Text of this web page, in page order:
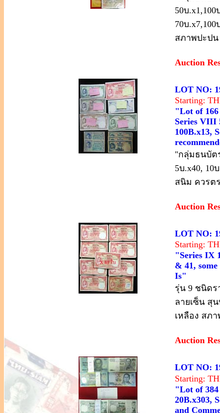
50บ
70บ
สภาพปะปน
Auction
LOT NO:
Starting:
"Lot of
Series VIII
100B.x13,
"กลุ่มธนบัต
5บ.x40, 10
สนิม ควรต
Auction
LOT NO:
Starting:
"Series IX
& 41,
Is"
รุ่น 9 ชนิดร
ลายเซ็น สุ
เหลือง สภ
Auction
LOT NO:
Starting:
"Lot of
20B.x303,
and